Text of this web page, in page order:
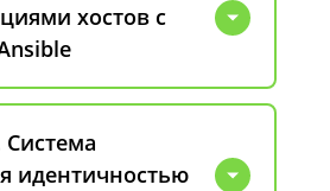
хостов с
идентичностью